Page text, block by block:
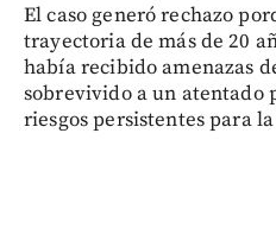
El caso generó rechazo
trayectoria de más de 20
había recibido amenazas
sobrevivido a un atentado
riesgos persistentes para